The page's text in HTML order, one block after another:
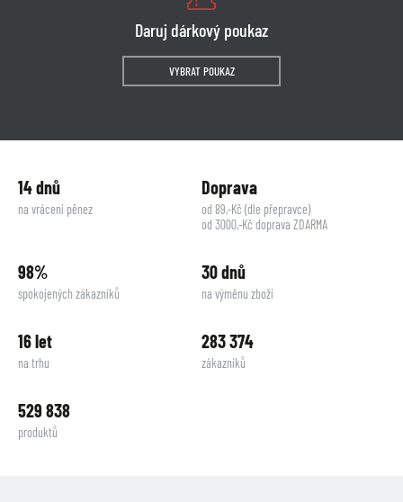
Daruj dárkový poukaz
VYBRAT POUKAZ
14 dnů
na vrácení pěnez
Doprava
od 89,-Kč (dle přepravce)
od 3000,-Kč doprava ZDARMA
98%
spokojených zákazníků
30 dnů
na výměnu zboží
16 let
na trhu
283 374
zákazníků
529 838
produktů